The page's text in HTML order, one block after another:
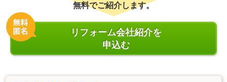
無料でご紹介します。
リフォーム会社紹介を
申込む